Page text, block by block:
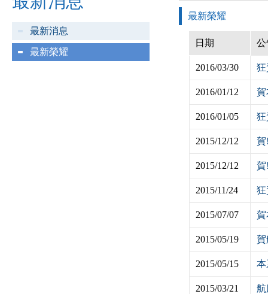
最新消息
最新榮耀
最新榮耀
日期 公
2016/03/30 狂
2016/01/12 賀
2016/01/05 狂
2015/12/12 賀
2015/12/12 賀
2015/11/24 狂
2015/07/07 賀
2015/05/19 賀
2015/05/15 本
2015/03/21 航